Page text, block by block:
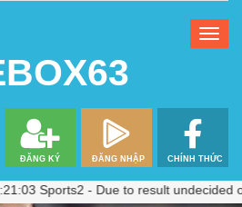
Sports2 - Due to result undecided